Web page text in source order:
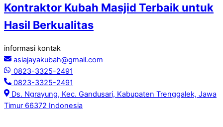
Kontraktor Kubah Masjid Terbaik untuk
Hasil Berkualitas
informasi kontak
asiajayakubah@gmail.com
0823-3325-2491
0823-3325-2491
Ds. Ngrayung, Kec. Gandusari, Kabupaten Trenggalek, Jawa
Timur 66372 Indonesia